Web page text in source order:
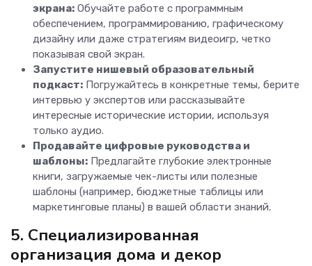
экрана: Обучайте работе с программным
обеспечением, программированию, графическому
дизайну или даже стратегиям видеоигр, четко
показывая свой экран.
Запустите нишевый образовательный
подкаст: Погружайтесь в конкретные темы, берите
интервью у экспертов или рассказывайте
интересные исторические истории, используя
только аудио.
Продавайте цифровые руководства и
шаблоны: Предлагайте глубокие электронные
книги, загружаемые чек-листы или полезные
шаблоны (например, бюджетные таблицы или
маркетинговые планы) в вашей области знаний.
5. Специализированная
организация дома и декор